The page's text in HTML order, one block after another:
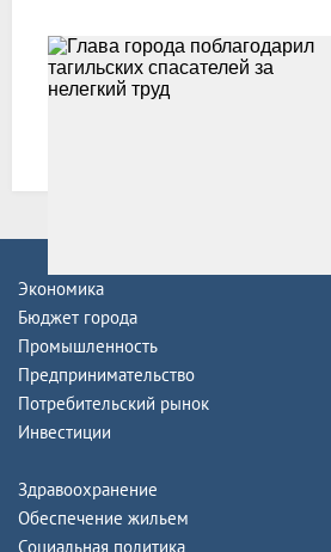
Экономика
Бюджет города
Промышленность
Предпринимательство
Потребительский рынок
Инвестиции
Здравоохранение
Обеспечение жильем
Социальная политика